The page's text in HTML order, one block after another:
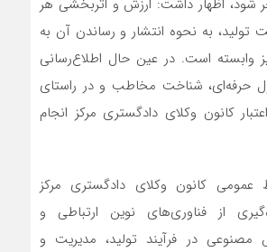
شود، اظهار داشت: ارزش و اثربخشی هر
تولید، به نحوه انتشار و رساندن آن به
وابسته است. در عین حال اطلاع‌رسانی
حرفه‌ای، شناخت مخاطب و در راستای
کانون وکلای دادگستری مرکز انجام
عمومی کانون وکلای دادگستری مرکز
از فناوری‌های نوین ارتباطی و
در فرآیند تولید، مدیریت و